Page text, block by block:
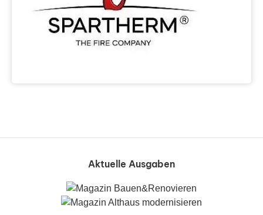
Aktuelle Ausgaben